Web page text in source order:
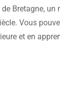
Bretagne, un
Vous
et en